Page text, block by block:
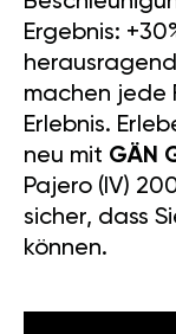
Ergebnis:
machen jede
Erlebnis.
neu mit GÄN
Pajero (IV)
sicher, dass
können.